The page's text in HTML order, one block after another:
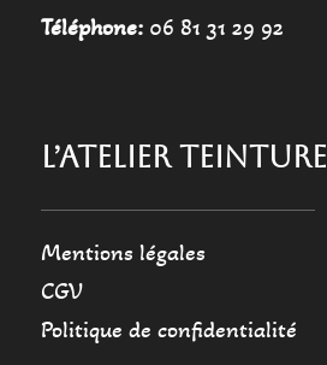
Téléphone:06 81 31 29 92
L’ATELIER TEINTURE
Mentions légales
CGV
Politique de confidentialité